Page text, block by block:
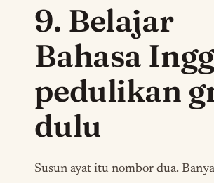
9. Belajar
Bahasa
pedulikan
dulu
Susun ayat itu nombor dua.